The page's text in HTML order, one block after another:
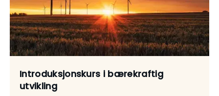
Introduksjonskurs i bærekraftig
utvikling